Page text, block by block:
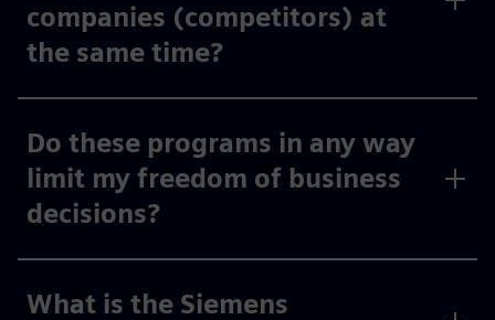
companies (competitors) at
the same time?
Do these programs in any way
limit my freedom of business
decisions?
What is the Siemens